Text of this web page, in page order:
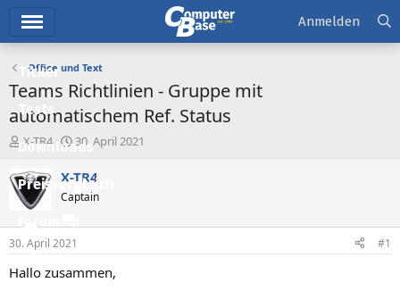
Ticker
Tests
Downloads
Preisvergleich
Forum
Aktuelles
Anmelden
Office und Text
Teams Richtlinien - Gruppe mit
automatischem Ref. Status
E
r
s
t
e
e
r
X-TR4
E
r
s
e
l
t
a
30. April 2021
X-TR4
Captain
30. April 2021 #1
Hallo zusammen,